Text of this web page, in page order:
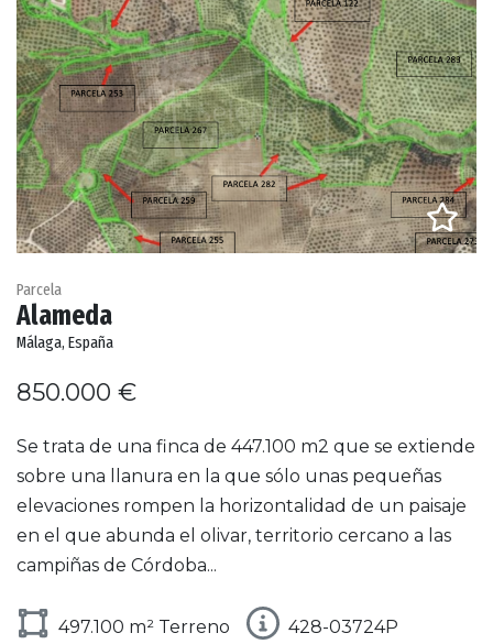
Parcela
Alameda
Málaga, España
850.000 €
Se trata de una finca de 447.100 m2 que se extiende
sobre una llanura en la que sólo unas pequeñas
elevaciones rompen la horizontalidad de un paisaje
en el que abunda el olivar, territorio cercano a las
campiñas de Córdoba...
497.100 m² Terreno 428-03724P